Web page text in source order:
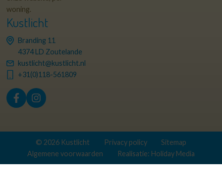
woning.
Kustlicht
Branding 11
4374 LD Zoutelande
kustlicht@kustlicht.nl
+31(0)118-561809
© 2026 Kustlicht Privacy policy
Sitemap
Algemene voorwaarden
Realisatie: Holiday Media